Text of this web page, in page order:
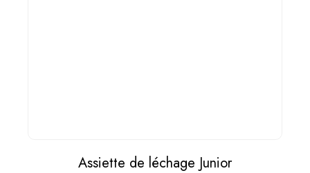
AJOUTER AU PANIER
Assiette de léchage Junior